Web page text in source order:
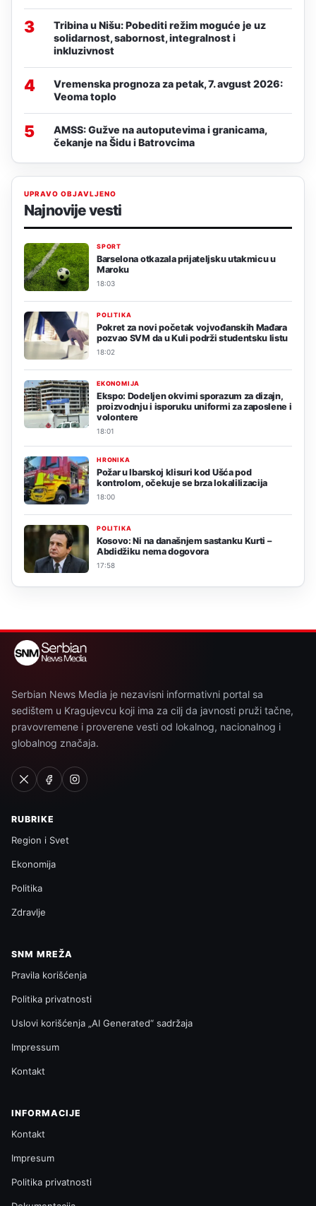
3
Tribina u Nišu: Pobediti režim moguće je uz
solidarnost, sabornost, integralnost i
inkluzivnost
4
Vremenska prognoza za petak, 7. avgust 2026:
Veoma toplo
5
AMSS: Gužve na autoputevima i granicama,
čekanje na Šidu i Batrovcima
UPRAVO OBJAVLJENO
Najnovije vesti
SPORT
Barselona otkazala prijateljsku utakmicu u
Maroku
18:03
POLITIKA
Pokret za novi početak vojvođanskih Mađara
pozvao SVM da u Kuli podrži studentsku listu
18:02
EKONOMIJA
Ekspo: Dodeljen okvirni sporazum za dizajn,
proizvodnju i isporuku uniformi za zaposlene i
volontere
18:01
HRONIKA
Požar u Ibarskoj klisuri kod Ušća pod
kontrolom, očekuje se brza lokalilizacija
18:00
POLITIKA
Kosovo: Ni na današnjem sastanku Kurti –
Abdidžiku nema dogovora
17:58
Serbian News Media je nezavisni informativni portal sa
sedištem u Kragujevcu koji ima za cilj da javnosti pruži tačne,
pravovremene i proverene vesti od lokalnog, nacionalnog i
globalnog značaja.
RUBRIKE
Region i Svet
Ekonomija
Politika
Zdravlje
SNM MREŽA
Pravila korišćenja
Politika privatnosti
Uslovi korišćenja „AI Generated“ sadržaja
Impressum
Kontakt
INFORMACIJE
Kontakt
Impresum
Politika privatnosti